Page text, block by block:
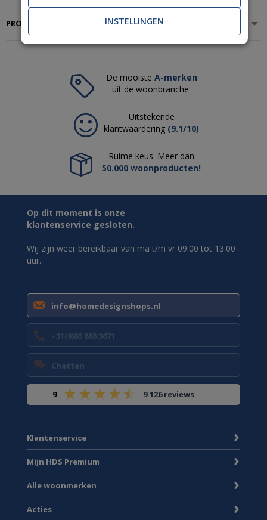
PRODUCTSPECIFICATIES
De mooiste A-merken
uit de woonbranche.
Uitstekende
klantwaardering (9.1/10)
Ruime keus. Meer dan
50.000 woonproducten!
Op dit moment is onze
klantenservice gesloten.
Wij zijn weer bereikbaar van ma t/m vr 09.00 tot 13.00
uur.
info@homedesignshops.nl
+31(0)85 888 3671
Chatten
9 9.126 reviews
Klantenservice
Mijn HDS Premium
Alle woonmerken
Acties
INSTELLINGEN